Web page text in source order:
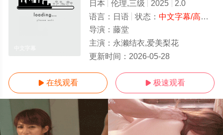
日本 伦理,三级 2025
2.0
语言： 日语 状态： 中文字幕/高清
导演： 藤堂
主演： 永濑结衣,爱美梨花
更新时间： 2026-05-28
 在线观看  极速观看